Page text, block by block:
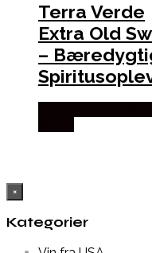
Terra Verde
Extra Old
–
×
Kategorier